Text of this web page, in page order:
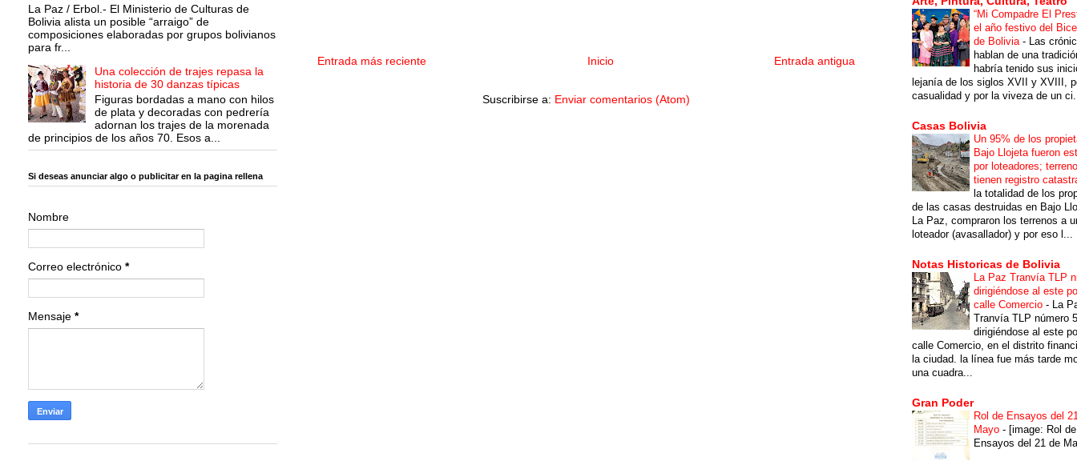
Entrada más reciente Entrada antigua
Inicio
Suscribirse a: Enviar comentarios (Atom)
La Paz / Erbol.- El Ministerio de Culturas de
Bolivia alista un posible “arraigo” de
composiciones elaboradas por grupos bolivianos
para fr...
Una colección de trajes repasa la
historia de 30 danzas típicas
Figuras bordadas a mano con hilos
de plata y decoradas con pedrería
adornan los trajes de la morenada
de principios de los años 70. Esos a...
Si deseas anunciar algo o publicitar en la pagina rellena
Nombre
Correo electrónico *
Mensaje *
“Mi Compadre El
el año festivo del
de Bolivia - Las
hablan de una
habría tenido sus
lejanía de los siglos XVII y XVIII,
casualidad y por la viveza de un
Casas Bolivia
Un 95% de los
Bajo Llojeta fueron
por loteadores;
tienen registro
la totalidad de los
de las casas destruidas en Bajo
La Paz, compraron los terrenos a
loteador (avasallador) y por eso l...
Notas Historicas de Bolivia
La Paz Tranvía TLP
dirigiéndose al este
calle Comercio - La
Tranvía TLP número 5
dirigiéndose al este
calle Comercio, en el distrito
la ciudad. la línea fue más tarde
una cuadra...
Gran Poder
Rol de Ensayos del
Mayo - [image: Rol de
Ensayos del 21 de